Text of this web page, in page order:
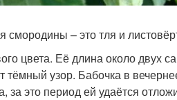
– это тля и
цвета. Её длина около двух
тёмный узор. Бабочка в
это период ей удаётся